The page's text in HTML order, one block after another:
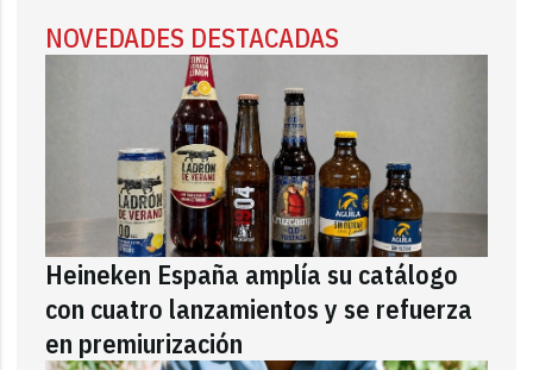
NOVEDADES DESTACADAS
Heineken España amplía su catálogo
con cuatro lanzamientos y se refuerza
en premiurización